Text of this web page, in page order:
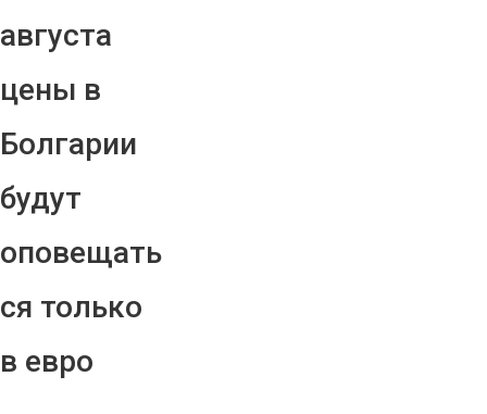
августа
цены в
Болгарии
будут
оповещать
ся только
в евро